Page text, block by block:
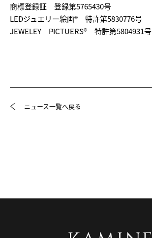
商標登録証 登録第5765430号
LEDジュエリー絵画® 特許第5830776号
JEWELEY PICTUERS® 特許第5804931号
ニュース一覧へ戻る